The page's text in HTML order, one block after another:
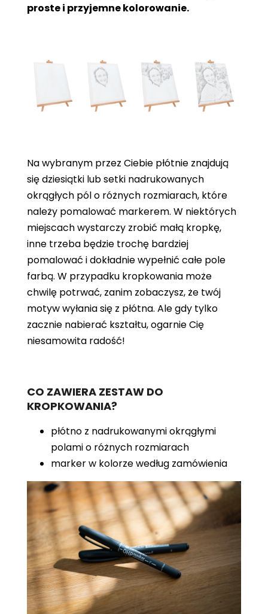
proste i przyjemne kolorowanie.
Na wybranym przez Ciebie płótnie znajdują
się dziesiątki lub setki nadrukowanych
okrągłych pól o różnych rozmiarach, które
należy pomalować markerem. W niektórych
miejscach wystarczy zrobić małą kropkę,
inne trzeba będzie trochę bardziej
pomalować i dokładnie wypełnić całe pole
farbą. W przypadku kropkowania może
chwilę potrwać, zanim zobaczysz, że twój
motyw wyłania się z płótna. Ale gdy tylko
zacznie nabierać kształtu, ogarnie Cię
niesamowita radość!
CO ZAWIERA ZESTAW DO
KROPKOWANIA?
płótno z nadrukowanymi okrągłymi
polami o różnych rozmiarach
marker w kolorze według zamówienia